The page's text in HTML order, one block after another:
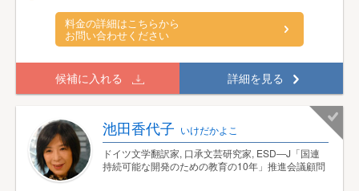
料金の詳細はこちらから
お問い合わせください
候補に入れる 詳細を見る
池田香代子 いけだかよこ
ドイツ文学翻訳家, 口承文芸研究家, ESD―J「国連
持続可能な開発のための教育の10年」推進会議顧問